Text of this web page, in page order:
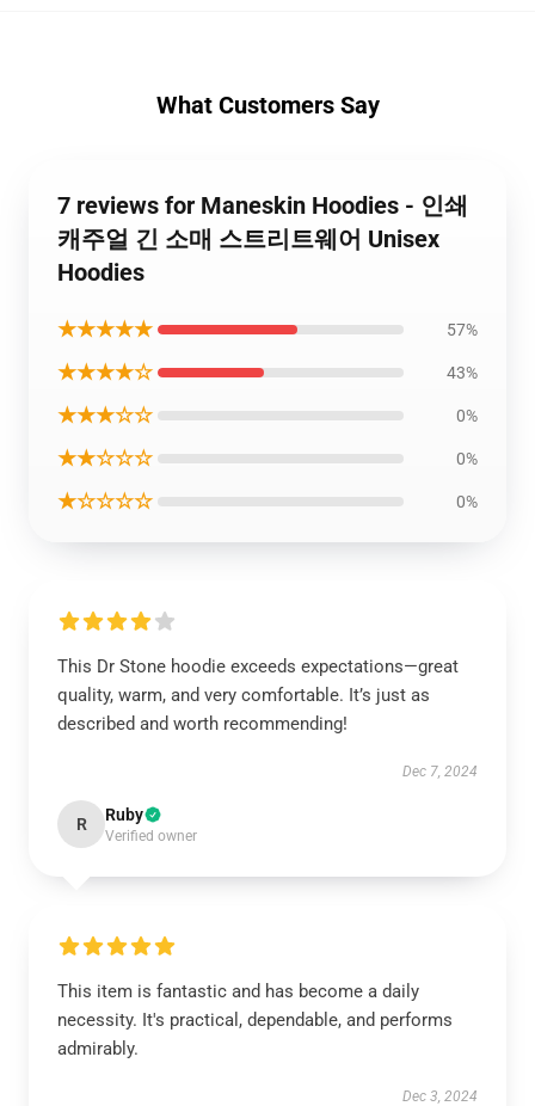
What Customers Say
7 reviews for Maneskin Hoodies - 인쇄
캐주얼 긴 소매 스트리트웨어 Unisex
Hoodies
★★★★★ 57%
★★★★☆ 43%
★★★☆☆ 0%
★★☆☆☆ 0%
★☆☆☆☆ 0%
This Dr Stone hoodie exceeds expectations—great
quality, warm, and very comfortable. It’s just as
described and worth recommending!
Dec 7, 2024
R Ruby
Verified owner
This item is fantastic and has become a daily
necessity. It's practical, dependable, and performs
admirably.
Dec 3, 2024